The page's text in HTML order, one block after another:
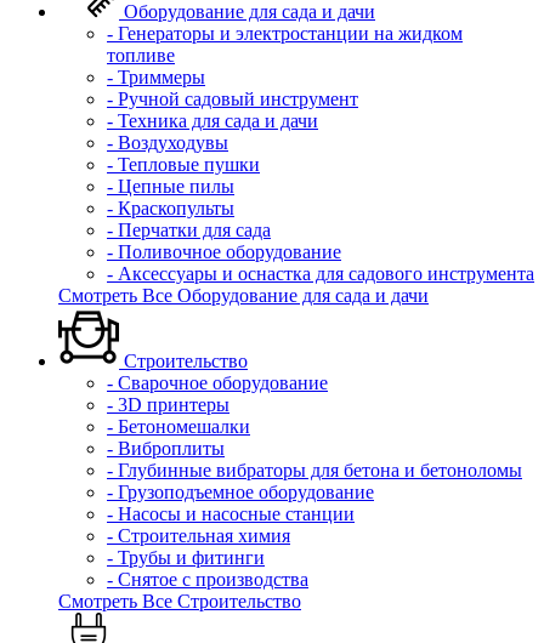
Оборудование для сада и дачи
- Генераторы и электростанции на жидком
топливе
- Триммеры
- Ручной садовый инструмент
- Техника для сада и дачи
- Воздуходувы
- Тепловые пушки
- Цепные пилы
- Краскопульты
- Перчатки для сада
- Поливочное оборудование
- Аксессуары и оснастка для садового инструмента
Смотреть Все Оборудование для сада и дачи
Строительство
- Сварочное оборудование
- 3D принтеры
- Бетономешалки
- Виброплиты
- Глубинные вибраторы для бетона и бетоноломы
- Грузоподъемное оборудование
- Насосы и насосные станции
- Строительная химия
- Трубы и фитинги
- Снятое с производства
Смотреть Все Строительство